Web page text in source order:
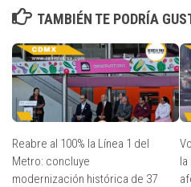
TAMBIÉN TE PODRÍA
Reabre al 100% la Línea 1 del
Metro: concluye
modernización histórica de 37
la